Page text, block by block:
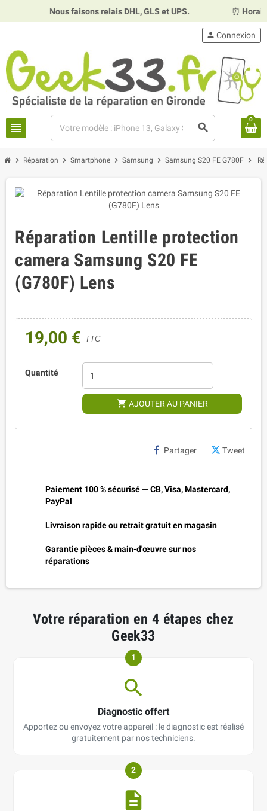
Nous faisons relais DHL, GLS et UPS. Horaires :
view_headline search
person Connexion
0
chevron_right Réparation chevron_right Smartphone chevron_right Samsung chevron_right Samsung S20 FE G780F chevron_right
Réparation Lentille protection
camera Samsung S20 FE
(G780F) Lens
19,00 € TTC
Quantité
shopping_cart AJOUTER AU PANIER
Partager Tweet
Paiement 100 % sécurisé — CB, Visa, Mastercard,
PayPal
Livraison rapide ou retrait gratuit en magasin
Garantie pièces & main-d'œuvre sur nos
réparations
Votre réparation en 4 étapes chez
Geek33
1
Diagnostic offert
Apportez ou envoyez votre appareil : le diagnostic est réalisé
gratuitement par nos techniciens.
2